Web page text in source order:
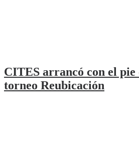
CITES arrancó con el pie
torneo Reubicación